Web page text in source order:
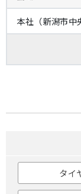
本社（新潟市中
タイ